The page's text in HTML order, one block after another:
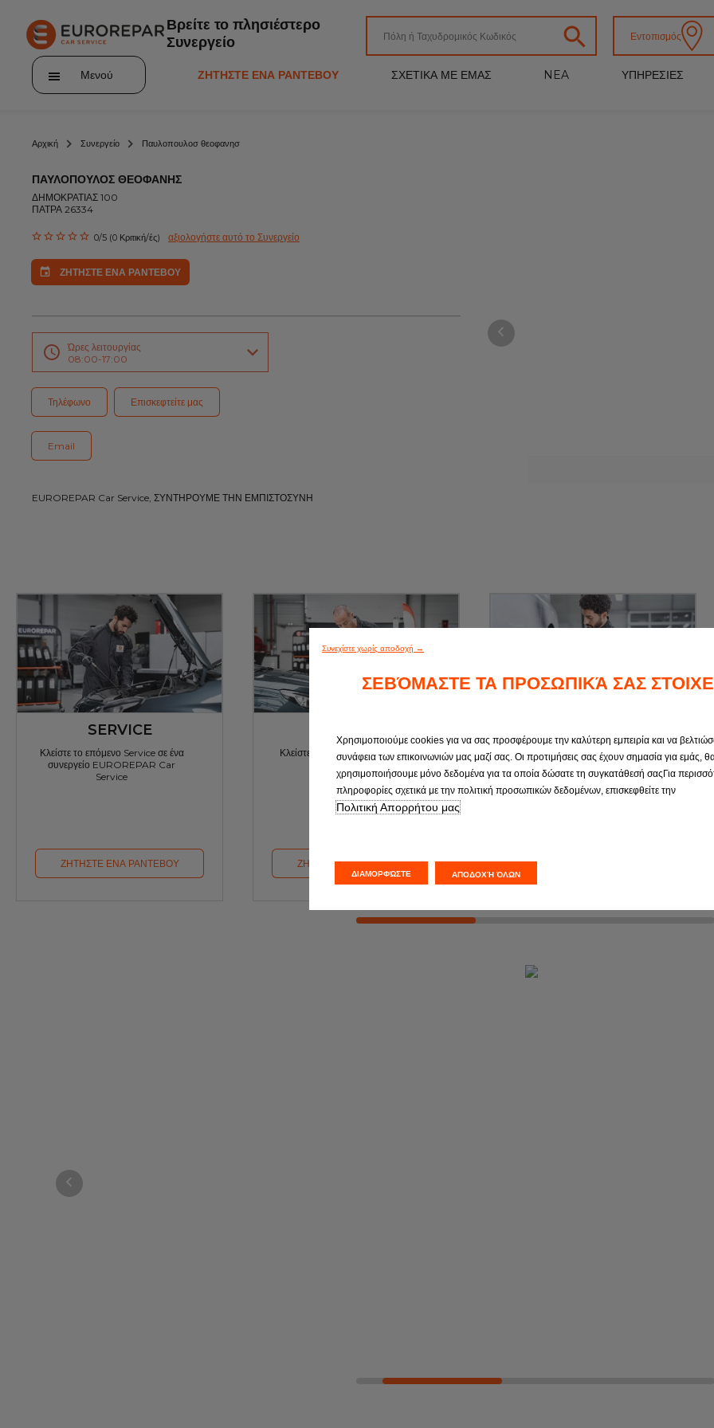
Βρείτε το πλησιέστερο
Συνεργείο
Εντοπισμός
Μενού
ΣΧΕΤΙΚΑ ΜΕ ΕΜΑΣ
ΥΠΗΡΕΣΙΕΣ
ΠΡΟΣΦΟΡΕΣ
ΕΞΥΠΗΡΕΤΗΣΗ ΠΕΛΑΤΩΝ
ΖΗΤΗΣΤΕ ΕΝΑ ΡΑΝΤΕΒΟΥ ΣΧΕΤΙΚΑ ΜΕ ΕΜΑΣ NEA ΥΠΗΡΕΣΙΕΣ
Αρχική Συνεργείο Παυλοπουλοσ θεοφανησ
ΠΑΥΛΟΠΟΥΛΟΣ ΘΕΟΦΑΝΗΣ
ΔΗΜΟΚΡΑΤΙΑΣ 100
ΠΑΤΡΑ 26334
0/5 (0 Κριτική/ές) αξιολογήστε αυτό το Συνεργείο
ΖΗΤΗΣΤΕ ΕΝΑ ΡΑΝΤΕΒΟΥ
Ώρες λειτουργίας
08:00-17:00
Τηλέφωνο Επισκεφτείτε μας
Email
EUROREPAR Car Service, ΣΥΝΤΗΡΟΥΜΕ ΤΗΝ ΕΜΠΙΣΤΟΣΥΝΗ
SERVICE
Κλείστε το επόμενο Service σε ένα
συνεργείο EUROREPAR Car
Service
ΖΗΤΗΣΤΕ ΕΝΑ ΡΑΝΤΕΒΟΥ
Κλείστε ραντεβού για προέλεγχο
Κ.Τ.Ε.Ο
ΖΗΤΗΣΤΕ ΕΝΑ ΡΑΝΤΕΒΟΥ
Έλεγχοι και αντικατάσταση
ελαστικών
ΖΗΤΗΣΤΕ ΕΝΑ ΡΑΝΤΕΒΟΥ
Συνεχίστε χωρίς αποδοχή →
ΣΕΒΌΜΑΣΤΕ ΤΑ ΠΡΟΣΩΠΙΚΆ ΣΑΣ
Χρησιμοποιούμε cookies για να σας προσφέρουμε την καλύτερη εμπειρία και να
συνάφεια των επικοινωνιών μας μαζί σας. Οι προτιμήσεις σας έχουν σημασία για εμάς,
χρησιμοποιήσουμε μόνο δεδομένα για τα οποία δώσατε τη συγκατάθεσή σαςΓια
πληροφορίες σχετικά με την πολιτική προσωπικών δεδομένων, επισκεφθείτε την
Πολιτική Απορρήτου μας
ΔΙΑΜΟΡΦΏΣΤΕ ΑΠΟΔΟΧΉ ΌΛΩΝ